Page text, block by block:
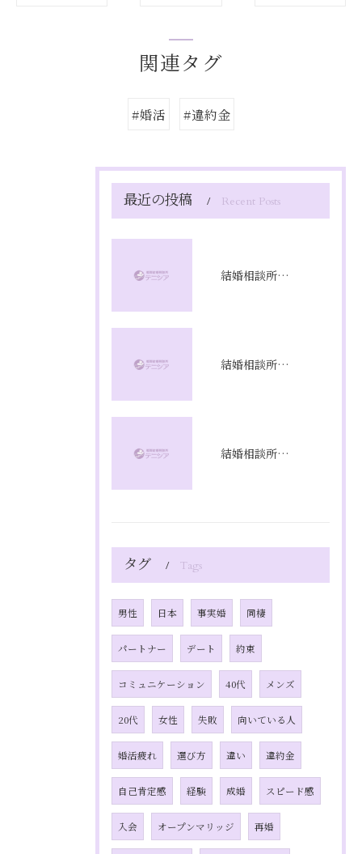
関連タグ
#婚活 #違約金
最近の投稿 Recent Posts
結婚相談所満足度の本音と成婚率を徹底解剖し成功への選び方を実体験から解説
結婚相談所プラン比較で福岡県福岡市のコスパと成婚率を徹底分析
結婚相談所の相談で不安を解消し理想の婚活を始めるための具体的ステップと質問リスト
タグ Tags
男性 日本 事実婚 同棲
パートナー デート 約束
コミュニケーション 40代 メンズ
20代 女性 失敗 向いている人
婚活疲れ 選び方 違い 違約金
自己肯定感 経験 成婚 スピード感
入会 オープンマリッジ 再婚